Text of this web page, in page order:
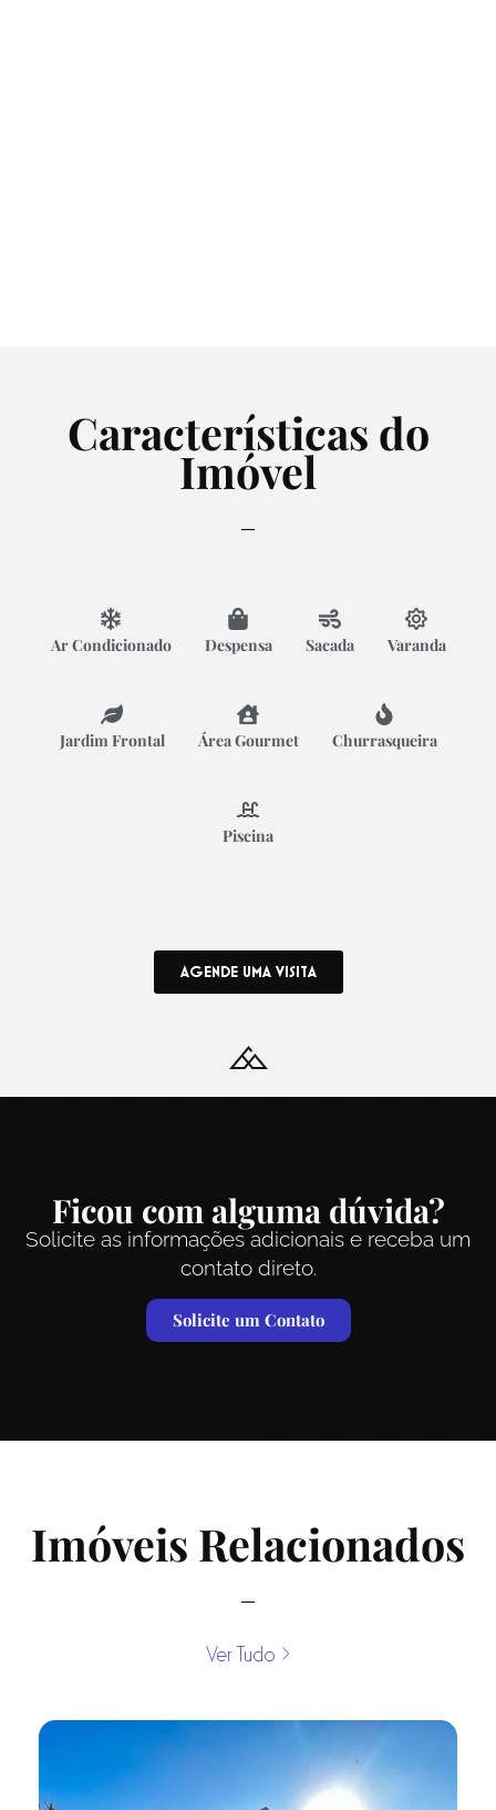
Características do
Imóvel
Ar Condicionado Despensa Sacada Varanda
Jardim Frontal Área Gourmet Churrasqueira
Piscina
AGENDE UMA VISITA
Ficou com alguma dúvida?
Solicite as informações adicionais e receba um
contato direto.
Solicite um Contato
Imóveis Relacionados
Ver Tudo >